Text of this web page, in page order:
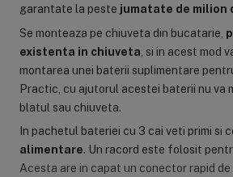
garantate la peste jumatate de milion
Se monteaza pe chiuveta din bucatarie,
existenta in chiuveta , si in acest mod
montarea unei baterii suplimentare
Practic, cu ajutorul acestei baterii nu va
blatul sau chiuveta.
In pachetul bateriei cu 3 cai veti primi si
alimentare. Un racord este folosit
Acesta are in capat un conector rapid